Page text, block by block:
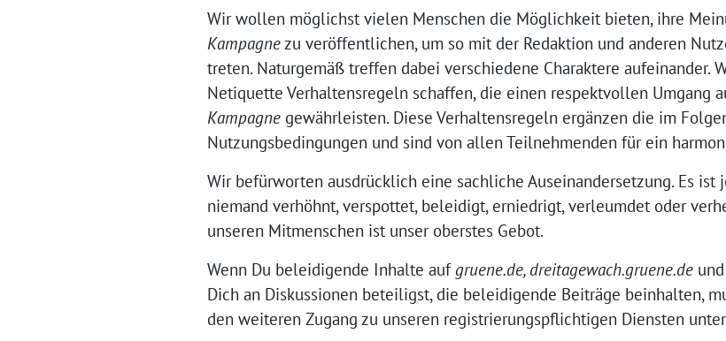
Wir wollen möglichst vielen Menschen die Möglichkeit bieten, ihre
Kampagnezu veröffentlichen, um so mit der Redaktion und anderen
treten. Naturgemäß treffen dabei verschiedene Charaktere aufeinander.
Netiquette Verhaltensregeln schaffen, die einen respektvollen Umgang
Kampagne gewährleisten. Diese Verhaltensregeln ergänzen die im
Nutzungsbedingungen und sind von allen Teilnehmenden für ein
Wir befürworten ausdrücklich eine sachliche Auseinandersetzung. Es ist
niemand verhöhnt, verspottet, beleidigt, erniedrigt, verleumdet oder
unseren Mitmenschen ist unser oberstes Gebot.
Wenn Du beleidigende Inhalte auf gruene.de, dreitagewach.gruene.de und
Dich an Diskussionen beteiligst, die beleidigende Beiträge beinhalten,
den weiteren Zugang zu unseren registrierungspflichtigen Diensten